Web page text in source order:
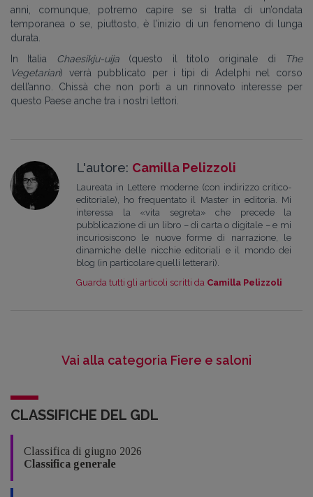
anni, comunque, potremo capire se si tratta di un’ondata
temporanea o se, piuttosto, è l’inizio di un fenomeno di lunga
durata.
In Italia Chaesikju-uija (questo il titolo originale di
The
Vegetarian) verrà pubblicato per i tipi di Adelphi nel corso
dell’anno. Chissà che non porti a un rinnovato interesse per
questo Paese anche tra i nostri lettori.
L'autore: Camilla Pelizzoli
Laureata in Lettere moderne (con indirizzo critico-
editoriale), ho frequentato il Master in editoria. Mi
interessa la «vita segreta» che precede la
pubblicazione di un libro – di carta o digitale – e mi
incuriosiscono le nuove forme di narrazione, le
dinamiche delle nicchie editoriali e il mondo dei
blog (in particolare quelli letterari).
Guarda tutti gli articoli scritti da Camilla Pelizzoli
Vai alla categoria Fiere e saloni
CLASSIFICHE DEL GDL
Classifica di giugno 2026
Classifica generale